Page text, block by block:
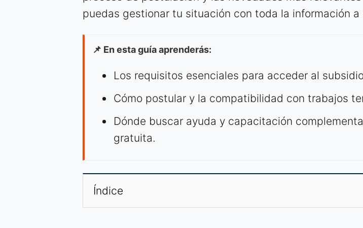
puedas gestionar tu situación con toda la información a
📌 En esta guía aprenderás:
Los requisitos esenciales para acceder al
Cómo postular y la compatibilidad con trabajos
Dónde buscar ayuda y capacitación
gratuita.
Índice